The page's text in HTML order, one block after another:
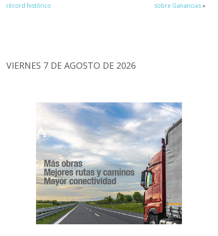
récord histórico
sobre Ganancias»
VIERNES 7 DE AGOSTO DE 2026